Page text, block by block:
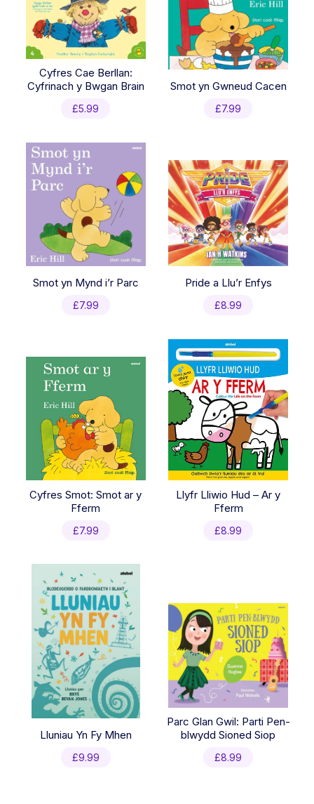
Cyfres Cae Berllan:
Cyfrinach y Bwgan Brain
£5.99
Smot yn Gwneud Cacen
£7.99
Smot yn Mynd i’r Parc
£7.99
Pride a Llu’r Enfys
£8.99
Cyfres Smot: Smot ar y
Fferm
£7.99
Llyfr Lliwio Hud – Ar y
Fferm
£8.99
Lluniau Yn Fy Mhen
£9.99
Parc Glan Gwil: Parti Pen-
blwydd Sioned Siop
£8.99